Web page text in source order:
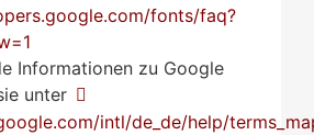
fonts/faq?
Informationen zu Google
unter
intl/de_de/help/